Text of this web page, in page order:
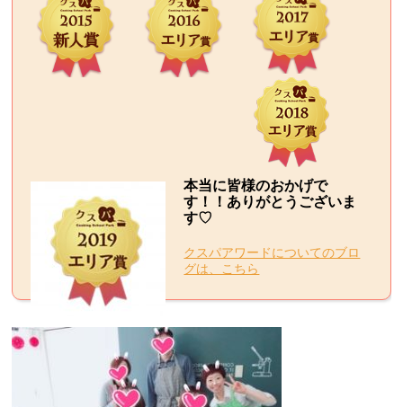
本当に皆様のおかげで
す！！ありがとうございま
す♡
クスパアワードについてのブロ
グは、こちら